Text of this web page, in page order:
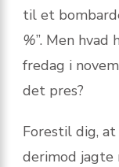
til et
%”. Men
fredag i
det pres?
Forestil dig, at
derimod